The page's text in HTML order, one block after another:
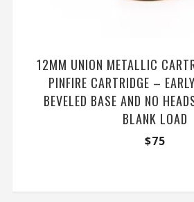
12MM UNION METALLIC
PINFIRE CARTRIDGE –
BEVELED BASE AND NO
BLANK LOAD
$75